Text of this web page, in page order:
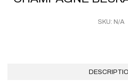
SKU: N/A